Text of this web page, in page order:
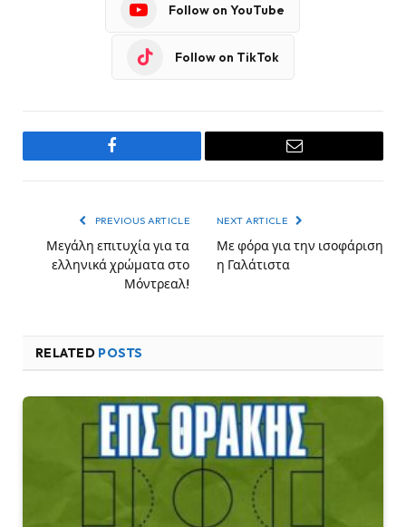
Follow on YouTube
Follow on TikTok
Facebook Email
PREVIOUS ARTICLE
Μεγάλη επιτυχία για τα
ελληνικά χρώματα στο
Μόντρεαλ!
NEXT ARTICLE
Με φόρα για την ισοφάριση
η Γαλάτιστα
RELATED POSTS